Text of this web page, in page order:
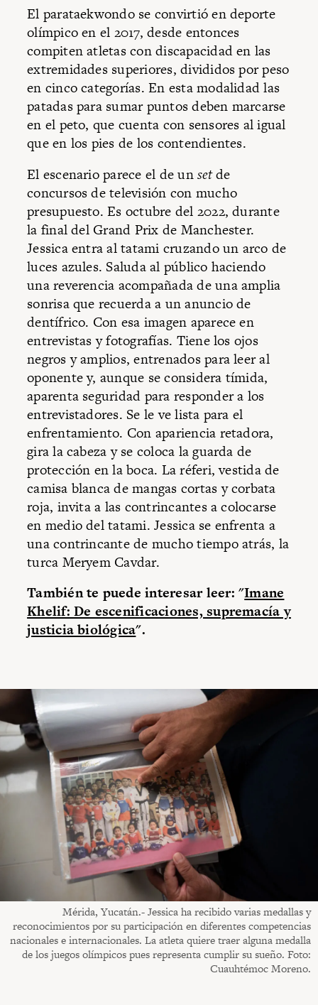
El parataekwondo se convirtió en deporte
olímpico en el 2017, desde entonces
compiten atletas con discapacidad en las
extremidades superiores, divididos por peso
en cinco categorías. En esta modalidad las
patadas para sumar puntos deben marcarse
en el peto, que cuenta con sensores al igual
que en los pies de los contendientes.
El escenario parece el de unsetde
concursos de televisión con mucho
presupuesto. Es octubre del 2022, durante
la final del Grand Prix de Manchester.
Jessica entra al tatami cruzando un arco de
luces azules. Saluda al público haciendo
una reverencia acompañada de una amplia
sonrisa que recuerda a un anuncio de
dentífrico. Con esa imagen aparece en
entrevistas y fotografías. Tiene los ojos
negros y amplios, entrenados para leer al
oponente y, aunque se considera tímida,
aparenta seguridad para responder a los
entrevistadores. Se le ve lista para el
enfrentamiento. Con apariencia retadora,
gira la cabeza y se coloca la guarda de
protección en la boca. La réferi, vestida de
camisa blanca de mangas cortas y corbata
roja, invita a las contrincantes a colocarse
en medio del tatami. Jessica se enfrenta a
una contrincante de mucho tiempo atrás, la
turca Meryem Cavdar.
También te puede interesar leer: "Imane
Khelif: De escenificaciones, supremacía y
justicia biológica".
Mérida, Yucatán.- Jessica ha recibido varias medallas y
reconocimientos por su participación en diferentes competencias
nacionales e internacionales. La atleta quiere traer alguna medalla
de los juegos olímpicos pues representa cumplir su sueño. Foto:
Cuauhtémoc Moreno.